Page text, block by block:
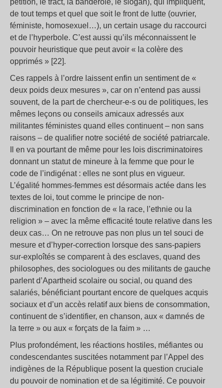
pétition, le tract, la banderole, le slogan), qui impliquent,
de tout temps et quel que soit le front de lutte (ouvrier,
féministe, homosexuel…), un certain usage du raccourci
et de l’hyperbole. C’est aussi qu’ils méconnaissent le
pouvoir heuristique que peut avoir « la colère des
opprimés » [22].
Ces rappels à l’ordre laissent enfin un sentiment de «
deux poids deux mesures », car on n’entend pas aussi
souvent, de la part de chercheur-e-s ou de politiques, les
mêmes leçons ou conseils amicaux adressés aux
militantes féministes quand elles continuent – non sans
raisons – de qualifier notre société de société patriarcale.
Il en va pourtant de même pour les lois discriminatoires
donnant un statut de mineure à la femme que pour le
code de l’indigénat : elles ne sont plus en vigueur.
L’égalité hommes-femmes est désormais actée dans les
textes de loi, tout comme le principe de non-
discrimination en fonction de « la race, l’ethnie ou la
religion » – avec la même efficacité toute relative dans les
deux cas… On ne retrouve pas non plus un tel souci de
mesure et d’hyper-correction lorsque des sans-papiers
sur-exploîtés se comparent à des esclaves, quand des
philosophes, des sociologues ou des militants de gauche
parlent d’Apartheid scolaire ou social, ou quand des
salariés, bénéficiant pourtant encore de quelques acquis
sociaux et d’un accès relatif aux biens de consommation,
continuent de s’identifier, en chanson, aux « damnés de
la terre » ou aux « forçats de la faim » …
Plus profondément, les réactions hostiles, méfiantes ou
condescendantes suscitées notamment par l’Appel des
indigènes de la République posent la question cruciale
du pouvoir de nomination et de sa légitimité. Ce pouvoir